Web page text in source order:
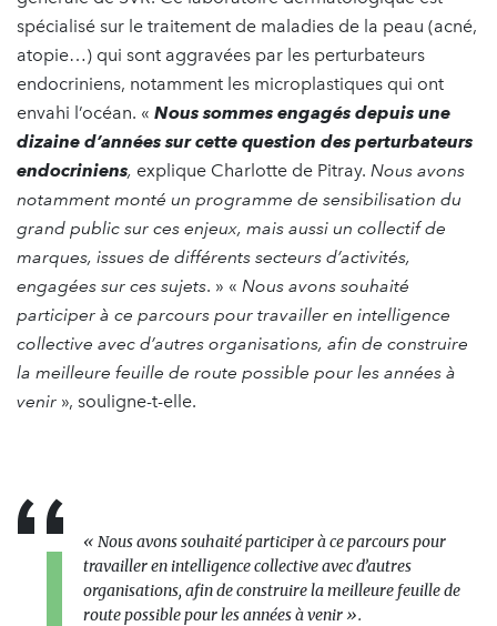
spécialisé sur le traitement de maladies de la peau (acné,
atopie…) qui sont aggravées par les perturbateurs
endocriniens, notamment les microplastiques qui ont
envahi l’océan. « Nous sommes engagés depuis une
dizaine d’années sur cette question des perturbateurs
endocriniens, explique Charlotte de Pitray. Nous avons
notamment monté un programme de sensibilisation du
grand public sur ces enjeux, mais aussi un collectif de
marques, issues de différents secteurs d’activités,
engagées sur ces sujets. » « Nous avons souhaité
participer à ce parcours pour travailler en intelligence
collective avec d’autres organisations, afin de construire
la meilleure feuille de route possible pour les années à
venir », souligne-t-elle.
« Nous avons souhaité participer à ce parcours pour
travailler en intelligence collective avec d’autres
organisations, afin de construire la meilleure feuille de
route possible pour les années à venir ».